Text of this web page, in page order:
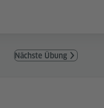
Nächste Übung